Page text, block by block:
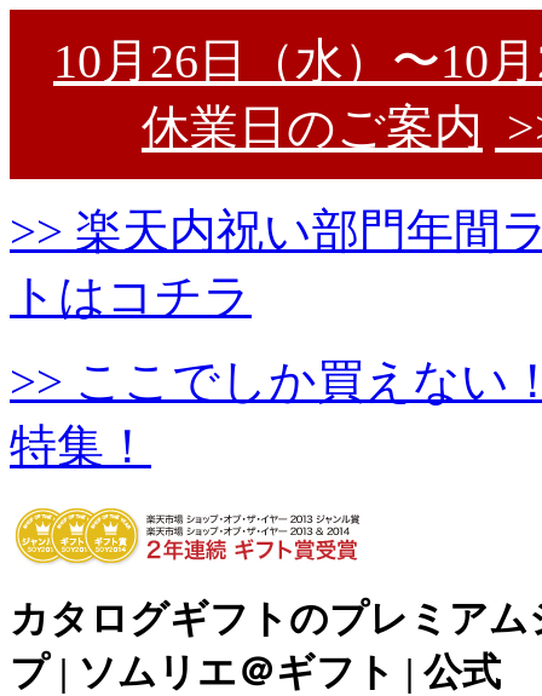
10月26日（水）〜10
休業日のご案内
>> 楽天内祝い部門年間
トはコチラ
>> ここでしか買えない
特集！
カタログギフトのプレミアム
プ | ソムリエ＠ギフト | 公式